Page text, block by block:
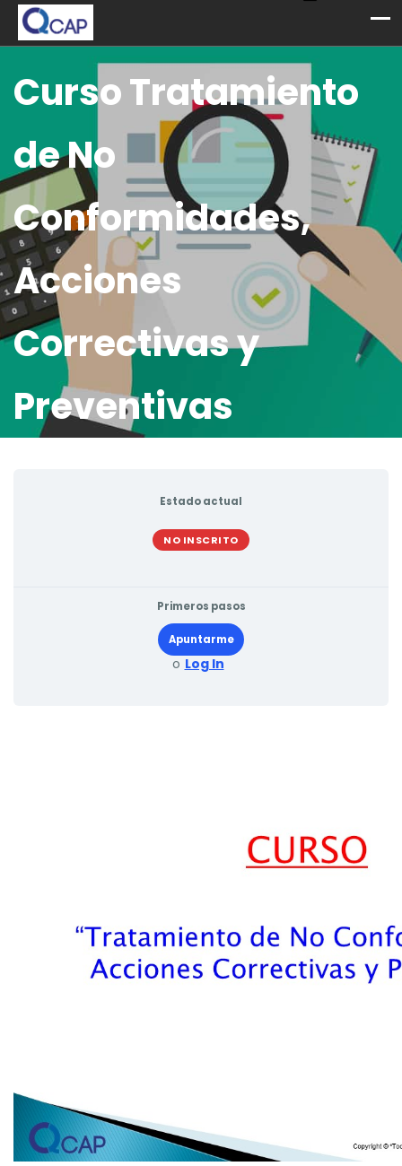
Curso Tratamiento
de No
Conformidades,
Acciones
Correctivas y
Preventivas
Estado actual
NO INSCRITO
Primeros pasos
Apuntarme
o Log In